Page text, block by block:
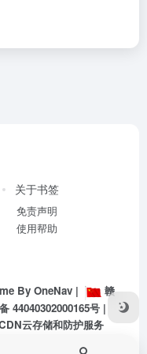
关于书签
免责声明
使用帮助
By OneNav|
赣
44040302000165号|
云存储和防护服务